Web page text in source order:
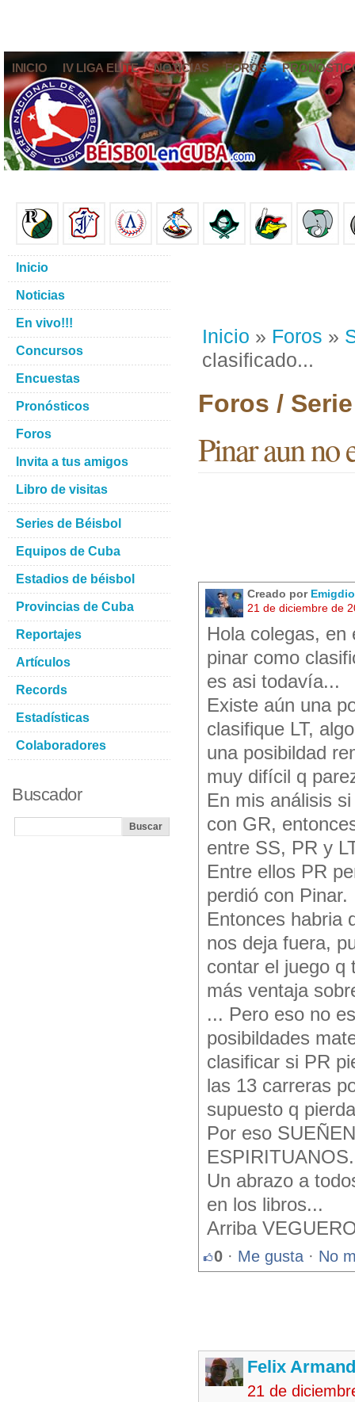
INICIO IV LIGA ELITE NOTICIAS FOROS
Inicio » Foros »
clasificado...
Foros /
Pinar aun no
Creado por
21 de diciembre de
Hola colegas,
pinar como
es asi todavía...
Existe aún una
clasifique LT,
una posibildad
muy difícil q
En mis análisis
con GR,
entre SS, PR y
Entre ellos PR
perdió con Pinar.
Entonces habria
nos deja fuera,
contar el juego q
más ventaja
... Pero eso no
posibildades
clasificar si PR
las 13 carreras
supuesto q
Por eso
Un abrazo a
en los libros...
Arriba
0 · Me gusta · No
Felix
21 de
Inicio
Noticias
En vivo!!!
Concursos
Encuestas
Pronósticos
Foros
Invita a tus amigos
Libro de visitas
Series de Béisbol
Equipos de Cuba
Estadios de béisbol
Provincias de Cuba
Reportajes
Artículos
Records
Estadísticas
Colaboradores
Buscador